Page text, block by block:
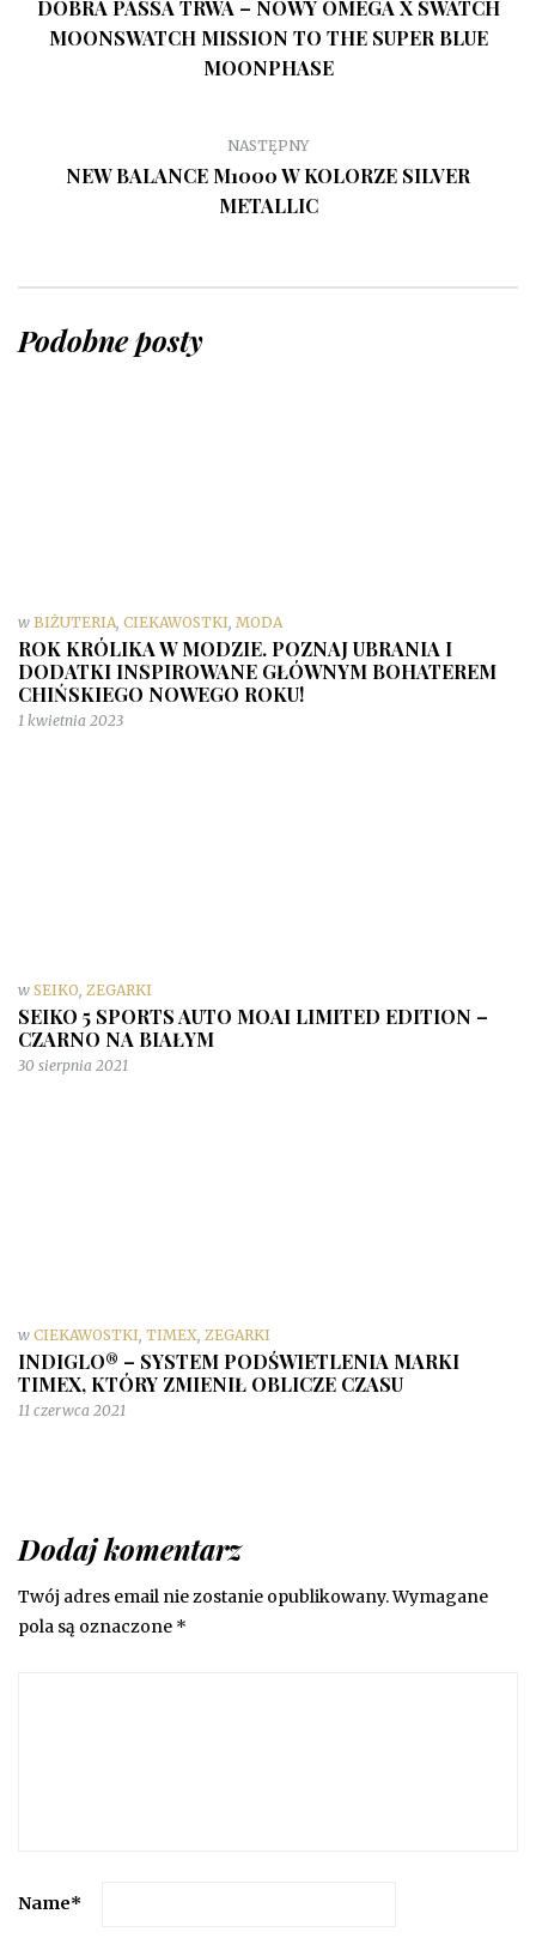
DOBRA PASSA TRWA – NOWY OMEGA X SWATCH
MOONSWATCH MISSION TO THE SUPER BLUE
MOONPHASE
NASTĘPNY
NEW BALANCE M1000 W KOLORZE SILVER
METALLIC
Podobne posty
w BIŻUTERIA CIEKAWOSTKI MODA
ROK KRÓLIKA W MODZIE. POZNAJ UBRANIA I
DODATKI INSPIROWANE GŁÓWNYM BOHATEREM
CHIŃSKIEGO NOWEGO ROKU!
1 kwietnia 2023
w SEIKO ZEGARKI
SEIKO 5 SPORTS AUTO MOAI LIMITED EDITION –
CZARNO NA BIAŁYM
30 sierpnia 2021
w CIEKAWOSTKI TIMEX ZEGARKI
INDIGLO® – SYSTEM PODŚWIETLENIA MARKI
TIMEX, KTÓRY ZMIENIŁ OBLICZE CZASU
11 czerwca 2021
Dodaj komentarz
Twój adres email nie zostanie opublikowany.Wymagane
pola są oznaczone *
Name*